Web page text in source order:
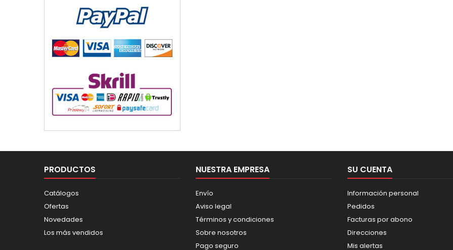
PRODUCTOS
Catálogos
Ofertas
Novedades
Los más vendidos
NUESTRA EMPRESA
Envío
Aviso legal
Términos y condiciones
Sobre nosotros
Pago seguro
SU CUENTA
Información personal
Pedidos
Facturas por abono
Direcciones
Mis alertas